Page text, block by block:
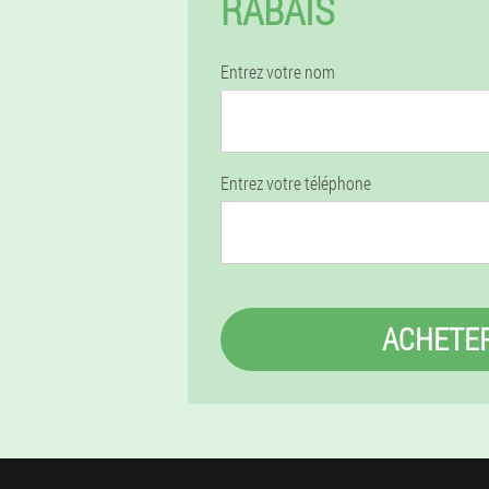
Entrez votre nom
Entrez votre téléphone